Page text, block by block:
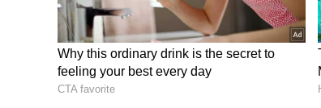
ನಡೆಯುತ್ತಿವೆ ಅಂದ್ರೆ ಅಲ್ಲಿ ಜನಸಾಗರವೇ
ಪ್ರದರ್ಶಿಸಲಾಗ್ತಿತ್ತು. ಮಹಾಭಾರತ ನಾಟಕ ಎಂದಾಕ್ಷಣ
ಆದ್ರೆ, ಅದೊಂದು ಪಾತ್ರಕ್ಕೆ ಮಾತ್ರ ಬಣ್ಣ ಹಚ್ಚೋದಿಕ್ಕೆ
ಆ ಪಾತ್ರವೇ ಅವರನ್ನೂ ಬೆಚ್ಚಿ ಬೀಳಿಸ್ತಾ ಇತ್ತು. ಅದೊಂದು